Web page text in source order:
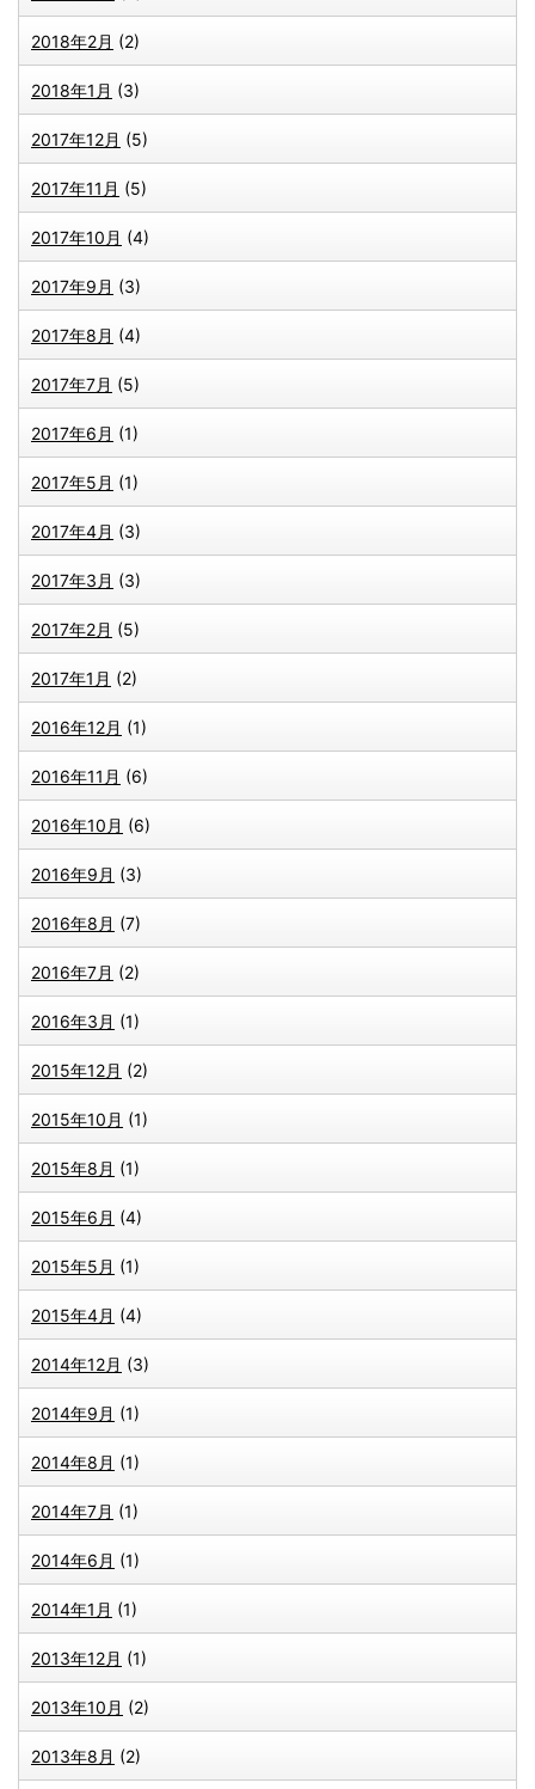
2018年2月 (2)
2018年1月 (3)
2017年12月 (5)
2017年11月 (5)
2017年10月 (4)
2017年9月 (3)
2017年8月 (4)
2017年7月 (5)
2017年6月 (1)
2017年5月 (1)
2017年4月 (3)
2017年3月 (3)
2017年2月 (5)
2017年1月 (2)
2016年12月 (1)
2016年11月 (6)
2016年10月 (6)
2016年9月 (3)
2016年8月 (7)
2016年7月 (2)
2016年3月 (1)
2015年12月 (2)
2015年10月 (1)
2015年8月 (1)
2015年6月 (4)
2015年5月 (1)
2015年4月 (4)
2014年12月 (3)
2014年9月 (1)
2014年8月 (1)
2014年7月 (1)
2014年6月 (1)
2014年1月 (1)
2013年12月 (1)
2013年10月 (2)
2013年8月 (2)